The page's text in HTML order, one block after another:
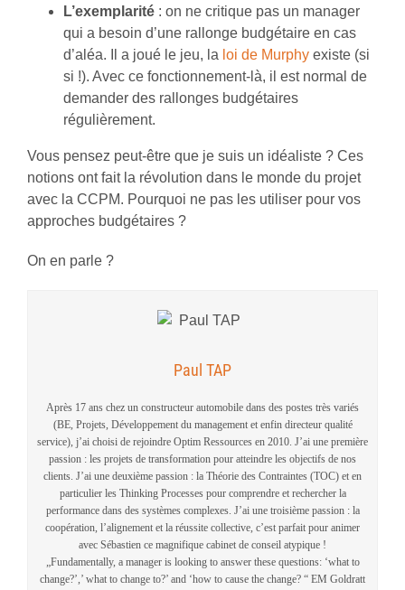
L’exemplarité: on ne critique pas un manager
qui a besoin d’une rallonge budgétaire en cas
d’aléa. Il a joué le jeu, la loi de Murphyexiste (si
si !). Avec ce fonctionnement-là, il est normal de
demander des rallonges budgétaires
régulièrement.
Vous pensez peut-être que je suis un idéaliste ? Ces
notions ont fait la révolution dans le monde du projet
avec la CCPM. Pourquoi ne pas les utiliser pour vos
approches budgétaires ?
On en parle ?
Paul TAP
Après 17 ans chez un constructeur automobile dans des postes très variés
(BE, Projets, Développement du management et enfin directeur qualité
service), j’ai choisi de rejoindre Optim Ressources en 2010. J’ai une première
passion : les projets de transformation pour atteindre les objectifs de nos
clients. J’ai une deuxième passion : la Théorie des Contraintes (TOC) et en
particulier les Thinking Processes pour comprendre et rechercher la
performance dans des systèmes complexes. J’ai une troisième passion : la
coopération, l’alignement et la réussite collective, c’est parfait pour animer
avec Sébastien ce magnifique cabinet de conseil atypique !
„Fundamentally, a manager is looking to answer these questions: ‘what to
change?’,’ what to change to?’ and ‘how to cause the change? “ EM Goldratt